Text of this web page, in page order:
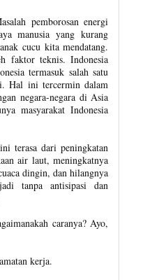
pemborosan energi
manusia yang kurang
cucu kita mendatang.
faktor teknis. Indonesia
termasuk salah satu
Hal ini tercermin dalam
negara-negara di Asia
masyarakat Indonesia
terasa dari peningkatan
air laut, meningkatnya
dingin, dan hilangnya
tanpa antisipasi dan
caranya? Ayo,
kerja.